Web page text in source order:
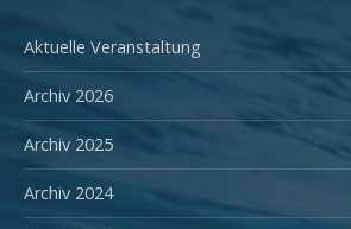
Aktuelle Veranstaltung
Archiv 2026
Archiv 2025
Archiv 2024